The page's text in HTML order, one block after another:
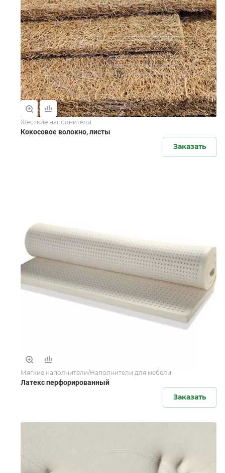
Жесткие наполнители
Кокосовое волокно, листы
Заказать
Мягкие наполнители/Наполнители для мебели
Латекс перфорированный
Заказать